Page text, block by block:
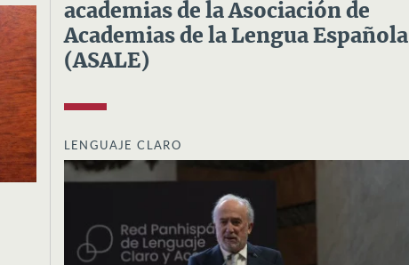
academias de la Asociación de
Academias de la Lengua Española
(ASALE)
LENGUAJE CLARO